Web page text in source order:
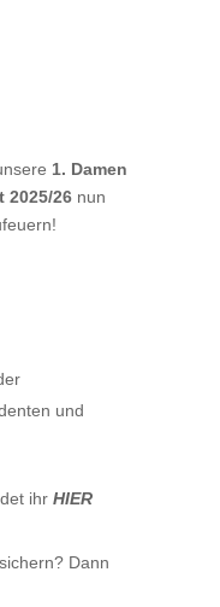
1. Damen
2025/26nun
und
ihr HIER
Dann